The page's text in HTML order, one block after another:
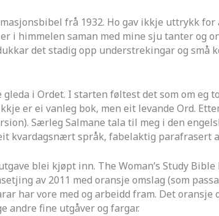
frå 1932. Ho gav ikkje uttrykk for
i himmelen saman med mine sju tanter og
det stadig opp understrekingar og små
i Ordet. I starten føltest det som om eg
er ei vanleg bok, men eit levande Ord.
Særleg Salmane tala til meg i den
kvardagsnært språk, fabelaktig parafrasert
blei kjøpt inn. The Woman’s Study
av 2011 med oransje omslag (som
har vore med og arbeidd fram. Det
andre fine utgåver og fargar.